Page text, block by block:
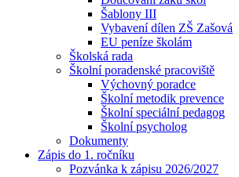
Šablony III
Vybavení dílen ZŠ Zašová
EU peníze školám
Školská rada
Školní poradenské pracoviště
Výchovný poradce
Školní metodik prevence
Školní speciální pedagog
Školní psycholog
Dokumenty
Zápis do 1. ročníku
Pozvánka k zápisu 2026/2027